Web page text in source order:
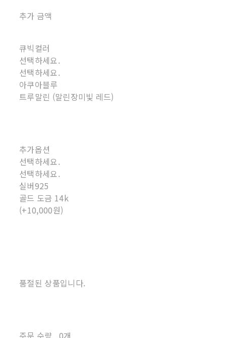
추가 금액
큐빅컬러
선택하세요.
선택하세요.
아쿠아블루
트루말린 (말린장미빛 레드)
추가옵션
선택하세요.
선택하세요.
실버925
골드 도금 14k
(+10,000원)
품절된 상품입니다.
주문 수량
0개